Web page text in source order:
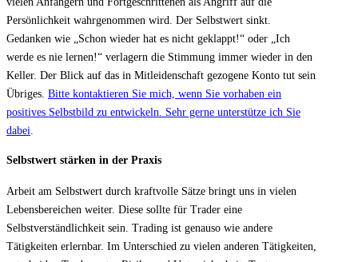
Persönlichkeit wahrgenommen wird. Der Selbstwert sinkt.
Gedanken wie „Schon wieder hat es nicht geklappt!“ oder „Ich
werde es nie lernen!“ verlagern die Stimmung immer wieder in den
Keller. Der Blick auf das in Mitleidenschaft gezogene Konto tut sein
Übriges. Bitte kontaktieren Sie mich, wenn Sie vorhaben ein
positives Selbstbild zu entwickeln. Sehr gerne unterstütze ich Sie
dabei
Selbstwert stärken in der Praxis
Arbeit am Selbstwert durch kraftvolle Sätze bringt uns in vielen
Lebensbereichen weiter. Diese sollte für Trader eine
Selbstverständlichkeit sein. Trading ist genauso wie andere
Tätigkeiten erlernbar. Im Unterschied zu vielen anderen Tätigkeiten,